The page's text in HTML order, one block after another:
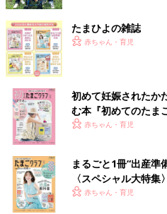
たまひよの雑誌
赤ちゃん・育児
初めて妊娠されたか
む本『初めてのたま
赤ちゃん・育児
まるごと1冊“出産準
〈スペシャル大特
赤ちゃん・育児